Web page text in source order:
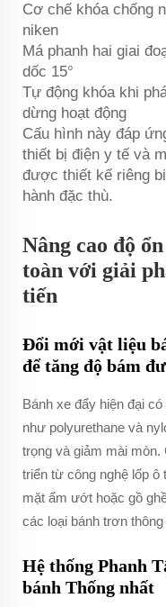
Cơ chế khóa chống
niken
Má phanh hai giai
dốc 15°
Tự động khóa khi
dừng hoạt động
Cấu hình này đáp
thiết bị điện y tế và
được thiết kế riêng
hành đặc thù.
Nâng cao độ
toàn với giải
tiến
Đổi mới vật liệu
để tăng độ bám
Bánh xe đẩy hiện đại
như polyurethane và
trọng và giảm mài
triển từ công nghệ lốp ô
mặt ẩm ướt hoặc gồ
các loại bánh trơn
Hệ thống Phanh
bánh Thống nhất